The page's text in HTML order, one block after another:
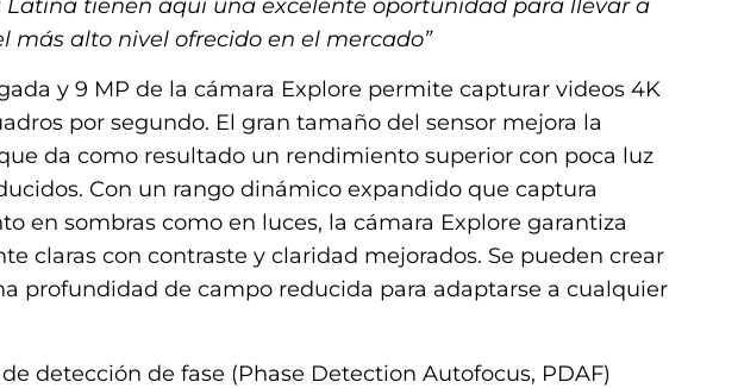
Latina tienen aquí una excelente oportunidad para llevar a
más alto nivel ofrecido en el mercado”
y 9 MP de la cámara Explore permite capturar videos 4K
por segundo. El gran tamaño del sensor mejora la
da como resultado un rendimiento superior con poca luz
Con un rango dinámico expandido que captura
en sombras como en luces, la cámara Explore garantiza
claras con contraste y claridad mejorados. Se pueden crear
profundidad de campo reducida para adaptarse a cualquier
detección de fase (Phase Detection Autofocus, PDAF)